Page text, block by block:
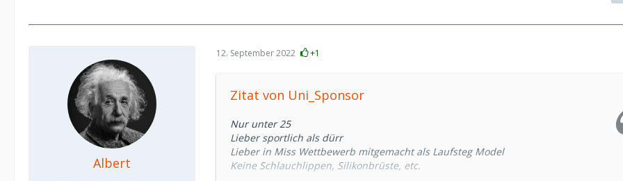
Albert
12. September 2022 +1
Zitat von Uni_Sponsor
Nur unter 25
Lieber sportlich als dürr
Lieber in Miss Wettbewerb mitgemacht als Laufsteg Model
Keine Schlauchlippen, Silikonbrüste, etc.